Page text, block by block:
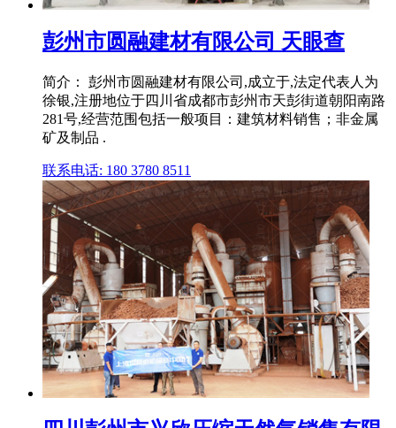
彭州市圆融建材有限公司 天眼查
简介： 彭州市圆融建材有限公司,成立于,法定代表人为
徐银,注册地位于四川省成都市彭州市天彭街道朝阳南路
281号,经营范围包括一般项目：建筑材料销售；非金属
矿及制品 .
联系电话: 180 3780 8511